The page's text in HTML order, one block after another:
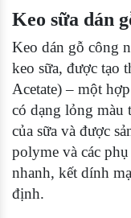
Keo sữa dán
Keo dán gỗ công
keo sữa, được tạo
Acetate) – một
có dạng lỏng màu
của sữa và được
polyme và các
nhanh, kết dính
định.